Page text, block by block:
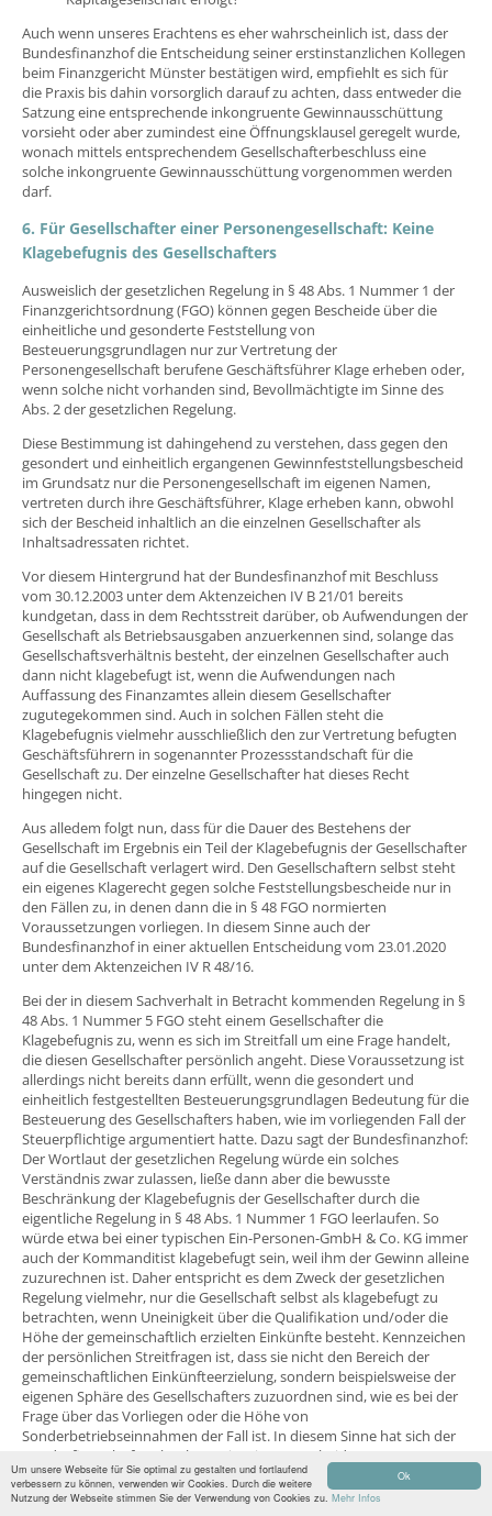
Ok
Um unsere Webseite für Sie optimal zu gestalten und fortlaufend
verbessern zu können, verwenden wir Cookies. Durch die weitere
Nutzung der Webseite stimmen Sie der Verwendung von Cookies zu. Mehr Infos
Auch wenn unseres Erachtens es eher wahrscheinlich ist, dass der
Bundesfinanzhof die Entscheidung seiner erstinstanzlichen Kollegen
beim Finanzgericht Münster bestätigen wird, empfiehlt es sich für
die Praxis bis dahin vorsorglich darauf zu achten, dass entweder die
Satzung eine entsprechende inkongruente Gewinnausschüttung
vorsieht oder aber zumindest eine Öffnungsklausel geregelt wurde,
wonach mittels entsprechendem Gesellschafterbeschluss eine
solche inkongruente Gewinnausschüttung vorgenommen werden
darf.
6. Für Gesellschafter einer Personengesellschaft: Keine
Klagebefugnis des Gesellschafters
Ausweislich der gesetzlichen Regelung in § 48 Abs. 1 Nummer 1 der
Finanzgerichtsordnung (FGO) können gegen Bescheide über die
einheitliche und gesonderte Feststellung von
Besteuerungsgrundlagen nur zur Vertretung der
Personengesellschaft berufene Geschäftsführer Klage erheben oder,
wenn solche nicht vorhanden sind, Bevollmächtigte im Sinne des
Abs. 2 der gesetzlichen Regelung.
Diese Bestimmung ist dahingehend zu verstehen, dass gegen den
gesondert und einheitlich ergangenen Gewinnfeststellungsbescheid
im Grundsatz nur die Personengesellschaft im eigenen Namen,
vertreten durch ihre Geschäftsführer, Klage erheben kann, obwohl
sich der Bescheid inhaltlich an die einzelnen Gesellschafter als
Inhaltsadressaten richtet.
Vor diesem Hintergrund hat der Bundesfinanzhof mit Beschluss
vom 30.12.2003 unter dem Aktenzeichen IV B 21/01 bereits
kundgetan, dass in dem Rechtsstreit darüber, ob Aufwendungen der
Gesellschaft als Betriebsausgaben anzuerkennen sind, solange das
Gesellschaftsverhältnis besteht, der einzelnen Gesellschafter auch
dann nicht klagebefugt ist, wenn die Aufwendungen nach
Auffassung des Finanzamtes allein diesem Gesellschafter
zugutegekommen sind. Auch in solchen Fällen steht die
Klagebefugnis vielmehr ausschließlich den zur Vertretung befugten
Geschäftsführern in sogenannter Prozessstandschaft für die
Gesellschaft zu. Der einzelne Gesellschafter hat dieses Recht
hingegen nicht.
Aus alledem folgt nun, dass für die Dauer des Bestehens der
Gesellschaft im Ergebnis ein Teil der Klagebefugnis der Gesellschafter
auf die Gesellschaft verlagert wird. Den Gesellschaftern selbst steht
ein eigenes Klagerecht gegen solche Feststellungsbescheide nur in
den Fällen zu, in denen dann die in § 48 FGO normierten
Voraussetzungen vorliegen. In diesem Sinne auch der
Bundesfinanzhof in einer aktuellen Entscheidung vom 23.01.2020
unter dem Aktenzeichen IV R 48/16.
Bei der in diesem Sachverhalt in Betracht kommenden Regelung in §
48 Abs. 1 Nummer 5 FGO steht einem Gesellschafter die
Klagebefugnis zu, wenn es sich im Streitfall um eine Frage handelt,
die diesen Gesellschafter persönlich angeht. Diese Voraussetzung ist
allerdings nicht bereits dann erfüllt, wenn die gesondert und
einheitlich festgestellten Besteuerungsgrundlagen Bedeutung für die
Besteuerung des Gesellschafters haben, wie im vorliegenden Fall der
Steuerpflichtige argumentiert hatte. Dazu sagt der Bundesfinanzhof:
Der Wortlaut der gesetzlichen Regelung würde ein solches
Verständnis zwar zulassen, ließe dann aber die bewusste
Beschränkung der Klagebefugnis der Gesellschafter durch die
eigentliche Regelung in § 48 Abs. 1 Nummer 1 FGO leerlaufen. So
würde etwa bei einer typischen Ein-Personen-GmbH & Co. KG immer
auch der Kommanditist klagebefugt sein, weil ihm der Gewinn alleine
zuzurechnen ist. Daher entspricht es dem Zweck der gesetzlichen
Regelung vielmehr, nur die Gesellschaft selbst als klagebefugt zu
betrachten, wenn Uneinigkeit über die Qualifikation und/oder die
Höhe der gemeinschaftlich erzielten Einkünfte besteht. Kennzeichen
der persönlichen Streitfragen ist, dass sie nicht den Bereich der
gemeinschaftlichen Einkünfteerzielung, sondern beispielsweise der
eigenen Sphäre des Gesellschafters zuzuordnen sind, wie es bei der
Frage über das Vorliegen oder die Höhe von
Sonderbetriebseinnahmen der Fall ist. In diesem Sinne hat sich der
Bundesfinanzhof auch schon mit seiner Entscheidung vom
18.08.2015 unter dem Aktenzeichen I R 42/14 geäußert.
Zusammengefasst kann daher die aktuelle Entscheidung des